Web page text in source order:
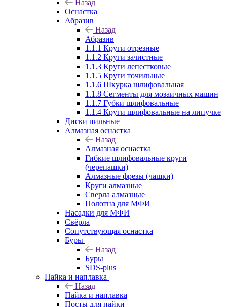
Назад
Оснастка
Абразив
Назад
Абразив
1.1.1 Круги отрезные
1.1.2 Круги зачистные
1.1.3 Круги лепестковые
1.1.5 Круги точильные
1.1.6 Шкурка шлифовальная
1.1.8 Сегменты для мозаичных машин
1.1.7 Губки шлифовальные
1.1.4 Круги шлифовальные на липучке
Диски пильные
Алмазная оснастка
Назад
Алмазная оснастка
Гибкие шлифовальные круги
(черепашки)
Алмазные фрезы (чашки)
Круги алмазные
Сверла алмазные
Полотна для МФИ
Насадки для МФИ
Свёрла
Сопутствующая оснастка
Буры
Назад
Буры
SDS-plus
Пайка и наплавка
Назад
Пайка и наплавка
Посты для пайки